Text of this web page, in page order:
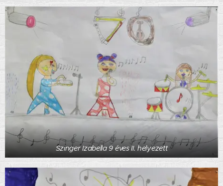
Szinger Izabella 9 éves II. helyezett